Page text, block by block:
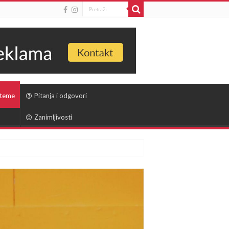
Pitanja i odgovori
Zanimljivosti